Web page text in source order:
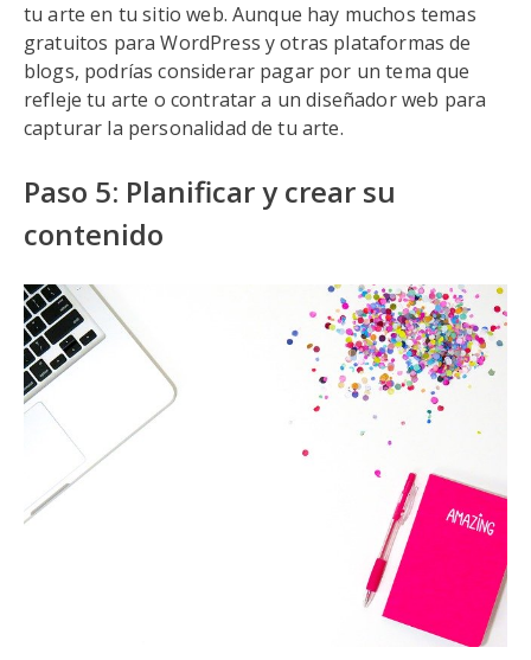
tu arte en tu sitio web. Aunque hay muchos temas
gratuitos para WordPress y otras plataformas de
blogs, podrías considerar pagar por un tema que
refleje tu arte o contratar a un diseñador web para
capturar la personalidad de tu arte.
Paso 5: Planificar y crear su
contenido